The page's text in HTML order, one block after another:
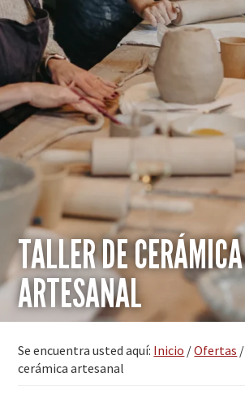
TALLER DE CERÁMICA
ARTESANAL
Se encuentra usted aquí: Inicio /Ofertas /
cerámica artesanal